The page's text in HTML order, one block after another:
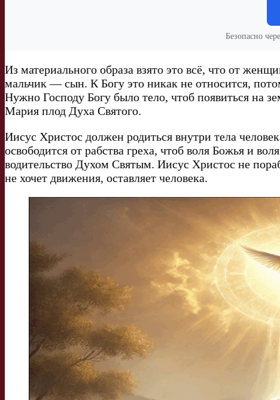
Безопасно
Из материального образа взято это всё, что от
мальчик — сын. К Богу это никак не относится,
Нужно Господу Богу было тело, чтоб появиться на
Мария плод Духа Святого.
Иисус Христос должен родиться внутри тела
освободится от рабства греха, чтоб воля Божья и
водительство Духом Святым. Иисус Христос не
не хочет движения, оставляет человека.